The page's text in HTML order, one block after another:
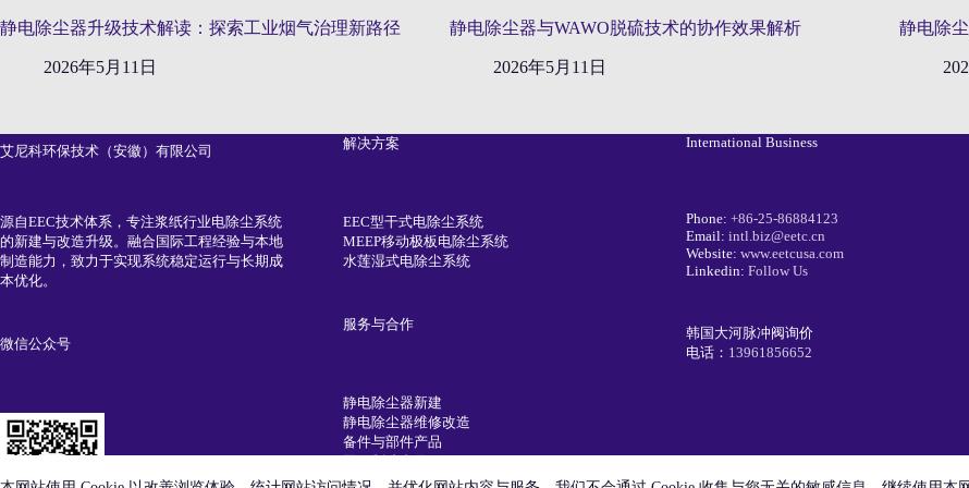
静电除尘器升级技术解读：探索工业烟气治理新路径
2026年5月11日
静电除尘器与WAWO脱硫技术的协作效果解析
2026年5月11日
静电除
艾尼科环保技术（安徽）有限公司
源自EEC技术体系，专注浆纸行业电除尘系统
的新建与改造升级。融合国际工程经验与本地
制造能力，致力于实现系统稳定运行与长期成
本优化。
微信公众号
解决方案
EEC型干式电除尘系统
MEEP移动极板电除尘系统
水莲湿式电除尘系统
服务与合作
静电除尘器新建
静电除尘器维修改造
备件与部件产品
中国市场代理合作
International Business
Phone: +86-25-86884123
Email: intl.biz@eetc.cn
Website: www.eetcusa.com
Linkedin: Follow Us
韩国大河脉冲阀询价
电话： 13961856652